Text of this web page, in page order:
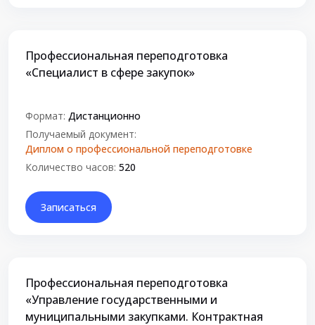
Профессиональная переподготовка
«Специалист в сфере закупок»
Формат: Дистанционно
Получаемый документ:
Диплом о профессиональной переподготовке
Количество часов: 520
Записаться
Профессиональная переподготовка
«Управление государственными и
муниципальными закупками. Контрактная